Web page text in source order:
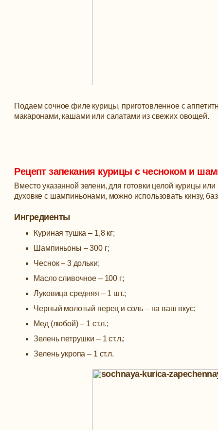
Подаем сочное филе курицы, приготовленное с
макаронами, кашами или салатами из свежих овощей.
Рецепт запекания курицы с чесноком и
Вместо указанной зелени, для готовки целой курицы
духовке с шампиньонами, можно использовать кинзу,
Ингредиенты
Куриная тушка – 1,8 кг;
Шампиньоны – 300 г;
Чеснок – 3 дольки;
Масло сливочное – 100 г;
Луковица средняя – 1 шт.;
Черный молотый перец и соль – на ваш вкус;
Мед (любой) – 1 ст.л.;
Зелень петрушки – 1 ст.л.;
Зелень укропа – 1 ст.л.